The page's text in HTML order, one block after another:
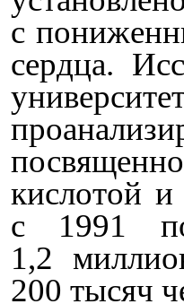
с
сердца.
кислотой и
с 1991
1,2
200 тысяч